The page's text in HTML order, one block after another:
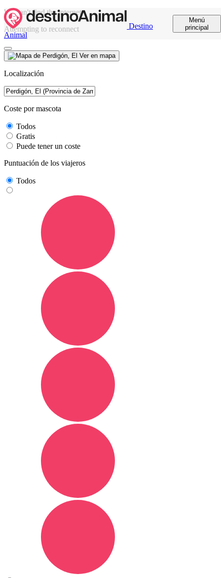
Destino
Animal
Menú
principal
We can't find the internet
Attempting to reconnect
Ver en mapa
Localización
Coste por mascota
Todos
Gratis
Puede tener un coste
Puntuación de los viajeros
Todos